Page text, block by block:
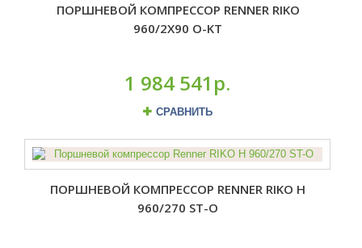
ПОРШНЕВОЙ КОМПРЕССОР RENNER RIKO
960/2X90 O-KT
1 984 541р.
СРАВНИТЬ
ПОРШНЕВОЙ КОМПРЕССОР RENNER RIKO H
960/270 ST-O